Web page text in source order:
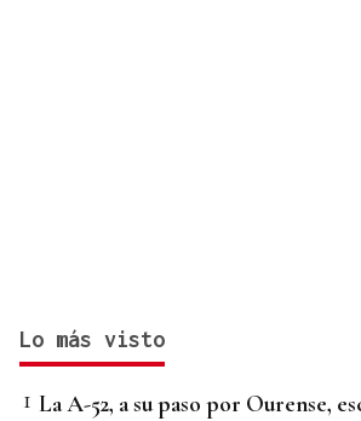
Lo más visto
La A-52, a su paso por Ourense,